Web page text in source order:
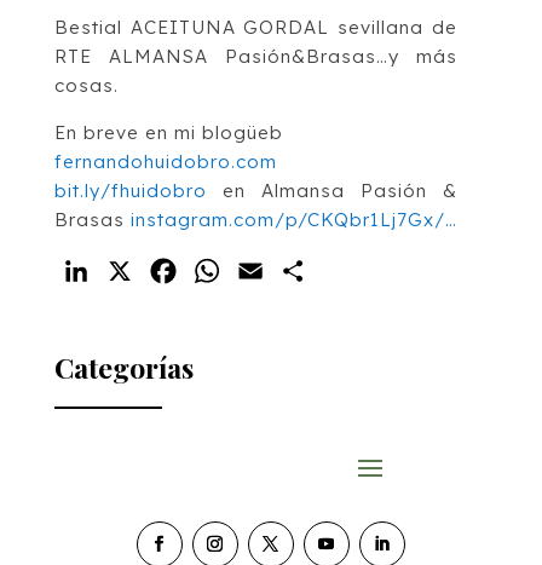
Bestial ACEITUNA GORDAL sevillana de
RTE ALMANSA Pasión&Brasas…y más
cosas.
En breve en mi blogüeb
fernandohuidobro.com
bit.ly/fhuidobro en Almansa Pasión &
Brasas instagram.com/p/CKQbr1Lj7Gx/…
LinkedIn FacebookWhatsApp
Email
Categorías